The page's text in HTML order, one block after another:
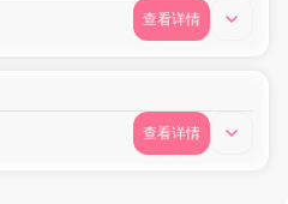
查看详情
查看详情